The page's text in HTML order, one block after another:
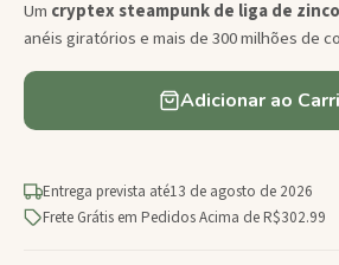
Um cryptex steampunk de liga de
anéis giratórios e mais de 300 milhões de
Adicionar ao
Entrega prevista até13 de agosto de 2026
Frete Grátis em Pedidos Acima de R$302.99